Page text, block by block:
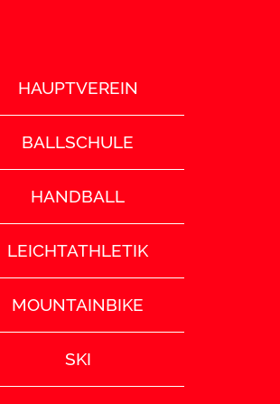
HAUPTVEREIN
BALLSCHULE
HANDBALL
LEICHTATHLETIK
MOUNTAINBIKE
SKI